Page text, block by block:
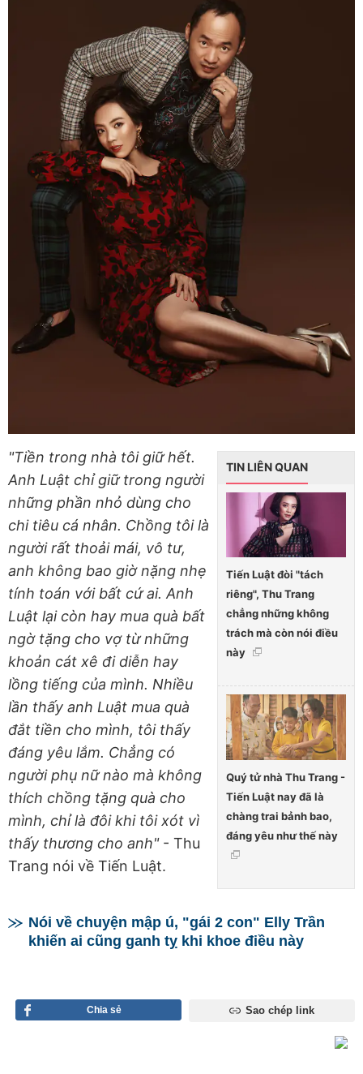
TIN LIÊN QUAN
Tiến Luật đòi "tách
riêng", Thu Trang
chẳng những không
trách mà còn nói điều
này
Quý tử nhà Thu Trang -
Tiến Luật nay đã là
chàng trai bảnh bao,
đáng yêu như thế này
"Tiền trong nhà tôi giữ hết.
Anh Luật chỉ giữ trong người
những phần nhỏ dùng cho
chi tiêu cá nhân. Chồng tôi là
người rất thoải mái, vô tư,
anh không bao giờ nặng nhẹ
tính toán với bất cứ ai. Anh
Luật lại còn hay mua quà bất
ngờ tặng cho vợ từ những
khoản cát xê đi diễn hay
lồng tiếng của mình. Nhiều
lần thấy anh Luật mua quà
đắt tiền cho mình, tôi thấy
đáng yêu lắm. Chẳng có
người phụ nữ nào mà không
thích chồng tặng quà cho
mình, chỉ là đôi khi tôi xót vì
thấy thương cho anh"- Thu
Trang nói về Tiến Luật.
Nói về chuyện mập ú, "gái 2 con" Elly Trần
khiến ai cũng ganh tỵ khi khoe điều này
Chia sẻ Sao chép link